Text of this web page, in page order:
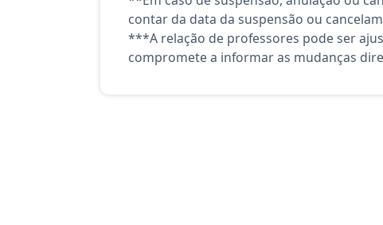
contar da data da suspensão ou
***A relação de professores pode ser
compromete a informar as mudanças